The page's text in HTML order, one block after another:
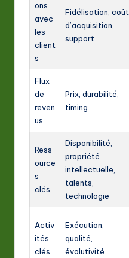
ons
avec
les
client
s
Fidélisation, coût
d’acquisition,
support
Flux
de
reven
us
Prix, durabilité,
timing
Ress
ource
s
clés
Disponibilité,
propriété
intellectuelle,
talents,
technologie
Activ
ités
clés
Exécution,
qualité,
évolutivité